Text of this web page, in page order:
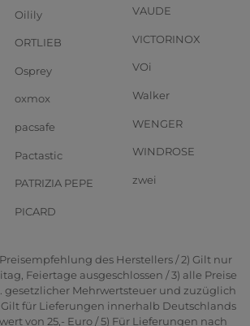
Oilily
ORTLIEB
Osprey
oxmox
pacsafe
Pactastic
PATRIZIA PEPE
PICARD
VAUDE
VICTORINOX
VOi
Walker
WENGER
WINDROSE
zwei
des Herstellers / 2) Gilt nur
Feiertage ausgeschlossen / 3) alle Preise
gesetzlicher Mehrwertsteuer und zuzüglich
Gilt für Lieferungen innerhalb Deutschlands
von 25,- Euro / 5) Für Lieferungen nach